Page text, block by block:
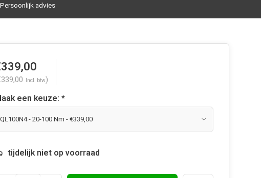
Persoonlijk advies
Incl. btw)
een keuze: *
tijdelijk niet op voorraad